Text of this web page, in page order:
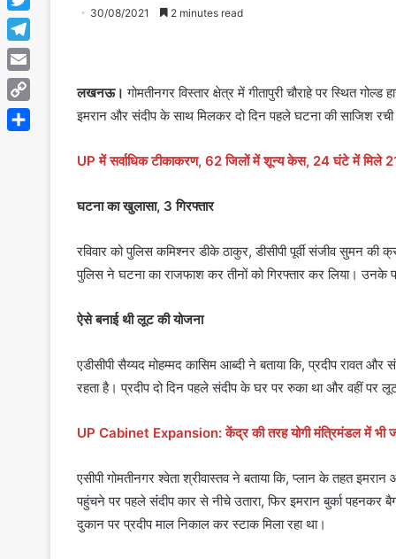
30/08/2021 2 minutes read
लखनऊ। गोमतीनगर विस्तार क्षेत्र में गीतापुरी चौराहे पर स्थित
इमरान और संदीप के साथ मिलकर दो दिन पहले घटना की साजिश रची
UP में सर्वाधिक टीकाकरण, 62 जिलों में शून्य केस, 24 घंटे में मिले
घटना का खुलासा, 3 गिरफ्तार
रविवार को पुलिस कमिश्नर डीके ठाकुर, डीसीपी पूर्वी संजीव सुमन की
पुलिस ने घटना का राजफाश कर तीनों को गिरफ्तार कर लिया। उनके
ऐसे बनाई थी लूट की योजना
एडीसीपी सैय्यद मोहम्मद कासिम आब्दी ने बताया कि, प्रदीप रावत
रहता है। प्रदीप दो दिन पहले संदीप के घर पर रुका था और वहीं पर
UP Cabinet Expansion: केंद्र की तरह योगी मंत्रिमंडल में भी
एसीपी गोमतीनगर श्वेता श्रीवास्तव ने बताया कि, प्लान के तहत
पहुंचने पर पहले संंदीप कार से नीचे उतारा, फिर इमरान बुर्का
दुकान पर प्रदीप माल निकाल कर स्टाक मिला रहा था।
Twitter
Telegram
Email
Copy
Link